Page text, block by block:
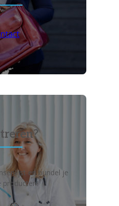
en bundel je
producten!